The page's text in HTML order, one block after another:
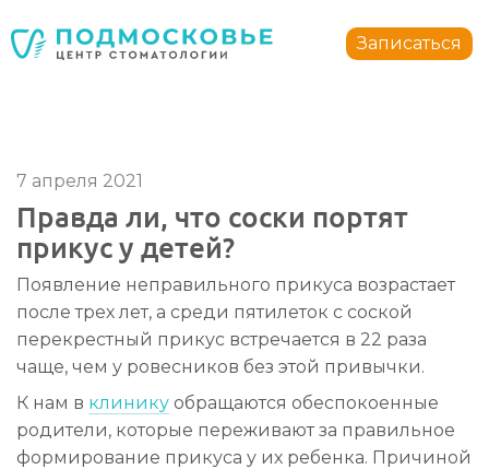
150040 ,Россия ,Ярославская область , Ярославль,ул.
Записаться
7 апреля 2021
Правда ли, что соски портят
прикус у детей?
Стоматология Подмосковье
150040,Россия ,Ярославская область, Ярославль
+7 4852 74-45-45 mail@mc-podmoskovie.ru
Стоматология Подмосковье
150040,Россия ,Ярославская область, Ярославль
+7 4852 74-45-45 mail@mc-podmoskovie.ru
Появление неправильного прикуса возрастает
после трех лет, а среди пятилеток с соской
перекрестный прикус встречается в 22 раза
чаще, чем у ровесников без этой привычки.
К нам в клинику обращаются обеспокоенные
родители, которые переживают за правильное
формирование прикуса у их ребенка. Причиной